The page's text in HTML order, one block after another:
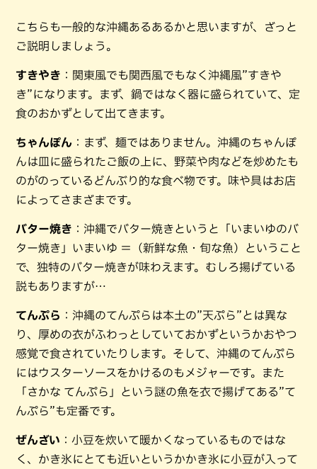
こちらも一般的な沖縄あるあるかと思いますが、ざっと
ご説明しましょう。
すきやき ：関東風でも関西風でもなく沖縄風”すきや
き”になります。まず、鍋ではなく器に盛られていて、定
食のおかずとして出てきます。
ちゃんぽん ：まず、麺ではありません。沖縄のちゃんぽ
んは皿に盛られたご飯の上に、野菜や肉などを炒めたも
のがのっているどんぶり的な食べ物です。味や具はお店
によってさまざまです。
バター焼き ：沖縄でバター焼きというと「いまいゆのバ
ター焼き」いまいゆ ＝（新鮮な魚・旬な魚）ということ
で、独特のバター焼きが味わえます。むしろ揚げている
説もありますが…
てんぷら ：沖縄のてんぷらは本土の”天ぷら”とは異な
り、厚めの衣がふわっとしていておかずというかおやつ
感覚で食されていたりします。そして、沖縄のてんぷら
にはウスターソースをかけるのもメジャーです。また
「さかな てんぷら」という謎の魚を衣で揚げてある”て
んぷら”も定番です。
ぜんざい ：小豆を炊いて暖かくなっているものではな
く、かき氷にとても近いというかかき氷に小豆が入って